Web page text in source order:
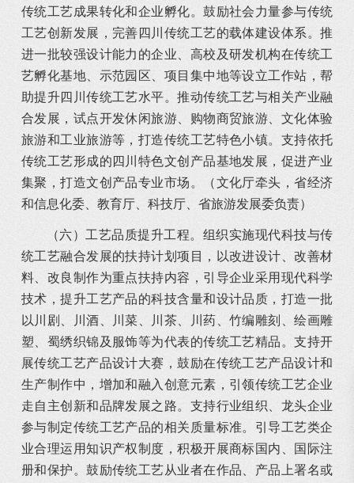
传统工艺成果转化和企业孵化。鼓励社会力量参与传统
工艺创新发展，完善四川传统工艺的载体建设体系。推
进一批较强设计能力的企业、高校及研发机构在传统工
艺孵化基地、示范园区、项目集中地等设立工作站，帮
助提升四川传统工艺水平。推动传统工艺与相关产业融
合发展，试点开发休闲旅游、购物商贸旅游、文化体验
旅游和工业旅游等，打造传统工艺特色小镇。支持依托
传统工艺形成的四川特色文创产品基地发展，促进产业
集聚，打造文创产品专业市场。（文化厅牵头，省经济
和信息化委、教育厅、科技厅、省旅游发展委负责）
（六）工艺品质提升工程。组织实施现代科技与传
统工艺融合发展的扶持计划项目，以改进设计、改善材
料、改良制作为重点扶持内容，引导企业采用现代科学
技术，提升工艺产品的科技含量和设计品质，打造一批
以川剧、川酒、川菜、川茶、川药、竹编雕刻、绘画雕
塑、蜀绣织锦及服饰等为代表的传统工艺精品。支持开
展传统工艺产品设计大赛，鼓励在传统工艺产品设计和
生产制作中，增加和融入创意元素，引领传统工艺企业
走自主创新和品牌发展之路。支持行业组织、龙头企业
参与制定传统工艺产品的相关质量标准。引导工艺类企
业合理运用知识产权制度，积极开展商标国内、国际注
册和保护。鼓励传统工艺从业者在作品、产品上署名或